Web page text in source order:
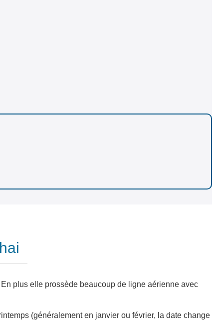
plus elle prossède beaucoup de ligne aérienne avec
(généralement en janvier ou février, la date change